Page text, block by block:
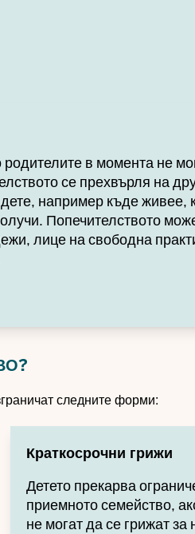
в момента не
се прехвърля на
например къде живее,
Попечителството
лице на свободна
следните форми:
Краткосрочни грижи
Детето прекарва
приемното семейство,
не могат да се грижат